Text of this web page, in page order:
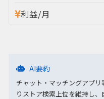
利益/月
AI要約
チャット・マッチングアプ
りストア検索上位を維持し